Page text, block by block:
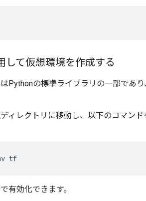
して仮想環境を作成する
Pythonの標準ライブラリの一部であ
ィレクトリに移動し、以下のコマンド
tf
有効化できます。